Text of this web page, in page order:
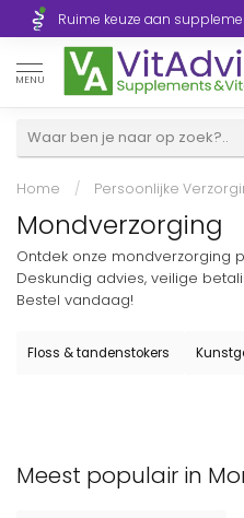
Ruime keuze aan
MENU
Home / Persoonlijke
Mondverzorging
Ontdek onze mondverzorging
Deskundig advies, veilige
Bestel vandaag!
Floss & tandenstokers
Meest populair in